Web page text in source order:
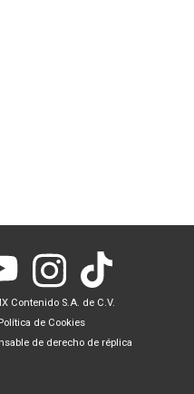
Contenido S.A. de C.V.
Política de Cookies
de derecho de réplica